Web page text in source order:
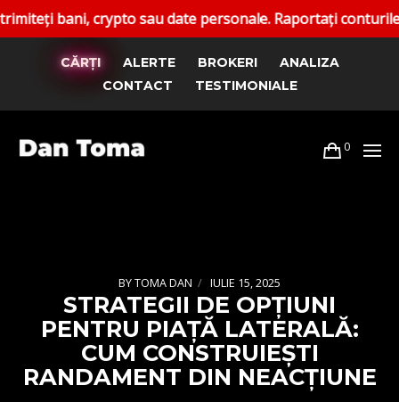
crypto sau date personale. Raportați conturile false.
CĂRȚI ALERTE BROKERI
ANALIZA
CONTACT
TESTIMONIALE
0
BYTOMA DAN IULIE 15, 2025
STRATEGII DE OPȚIUNI
PENTRU PIAȚĂ LATERALĂ:
CUM CONSTRUIEȘTI
RANDAMENT DIN NEACȚIUNE